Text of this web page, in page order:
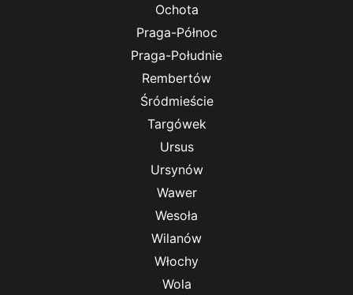
Ochota
Praga-Północ
Praga-Południe
Rembertów
Śródmieście
Targówek
Ursus
Ursynów
Wawer
Wesoła
Wilanów
Włochy
Wola